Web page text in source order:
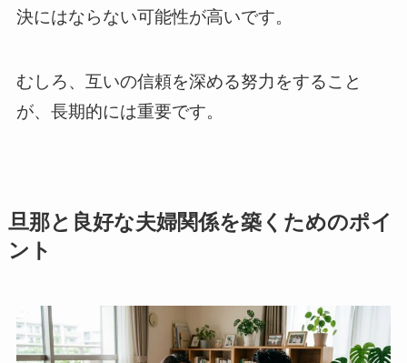
決にはならない可能性が高いです。
むしろ、互いの信頼を深める努力をすること
が、長期的には重要です。
旦那と良好な夫婦関係を築くためのポイ
ント